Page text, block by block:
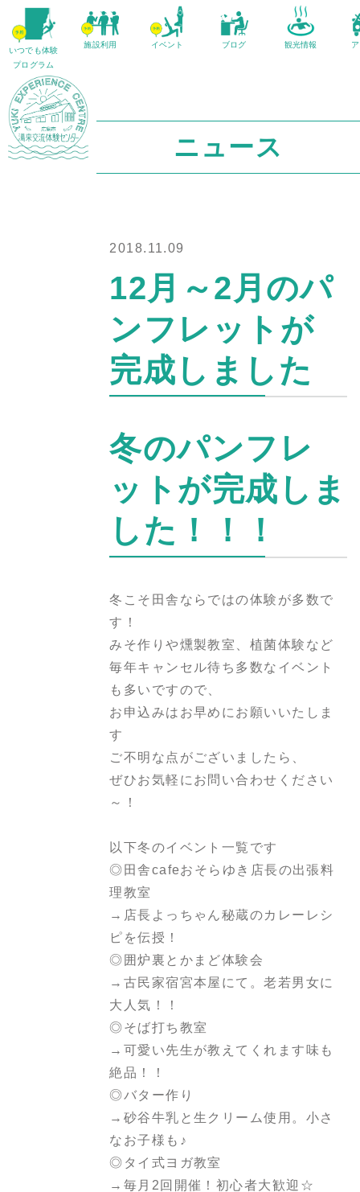
いつでも体験
プログラム
施設利用 イベント ブログ 観光情報
ニュース
2018.11.09
12月～2月のパ
ンフレットが
完成しました
冬のパンフレ
ットが完成しま
した！！！
冬こそ田舎ならではの体験が多数で
す！
みそ作りや燻製教室、植菌体験など
毎年キャンセル待ち多数なイベント
も多いですので、
お申込みはお早めにお願いいたしま
す
ご不明な点がございましたら、
ぜひお気軽にお問い合わせください
～！
以下冬のイベント一覧です
◎田舎cafeおそらゆき店長の出張料
理教室
→店長よっちゃん秘蔵のカレーレシ
ピを伝授！
◎囲炉裏とかまど体験会
→古民家宿宮本屋にて。老若男女に
大人気！！
◎そば打ち教室
→可愛い先生が教えてくれます 味も
絶品！！
◎バター作り
→砂谷牛乳と生クリーム使用。小さ
なお子様も♪
◎タイ式ヨガ教室
→毎月2回開催！初心者大歓迎☆